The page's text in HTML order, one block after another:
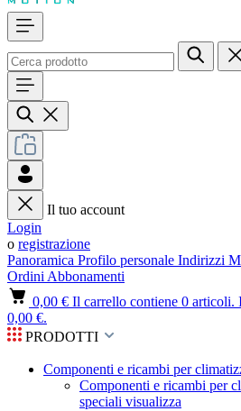
Il tuo account
Login
o registrazione
Panoramica Profilo personale Indirizzi
Ordini Abbonamenti
0,00 € Il carrello contiene 0 articoli.
0,00 €.
PRODOTTI
Componenti e ricambi per
Componenti e ricambi per
speciali visualizza